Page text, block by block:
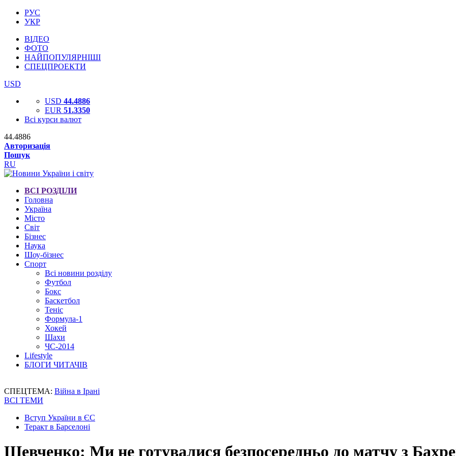
РУС
УКР
ВІДЕО
ФОТО
НАЙПОПУЛЯРНІШІ
СПЕЦПРОЕКТИ
USD
USD 44.4886
EUR 51.3350
Всі курси валют
44.4886
Авторизація
Пошук
RU
ВСІ РОЗДІЛИ
Головна
Україна
Місто
Світ
Бізнес
Наука
Шоу-бізнес
Спорт
Всі новини розділу
Футбол
Бокс
Баскетбол
Теніс
Формула-1
Хокей
Шахи
ЧС-2014
Lifestyle
БЛОГИ ЧИТАЧІВ
СПЕЦТЕМА: Війна в Ірані
ВСІ ТЕМИ
Вступ України в ЄС
Теракт в Барселоні
Шевченко: Ми не готувалися безпосередньо до матчу з